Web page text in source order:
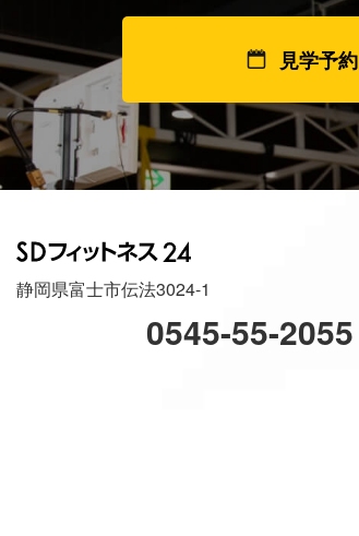
見学予約
静岡県富士市伝法3024-1
0545-55-2055